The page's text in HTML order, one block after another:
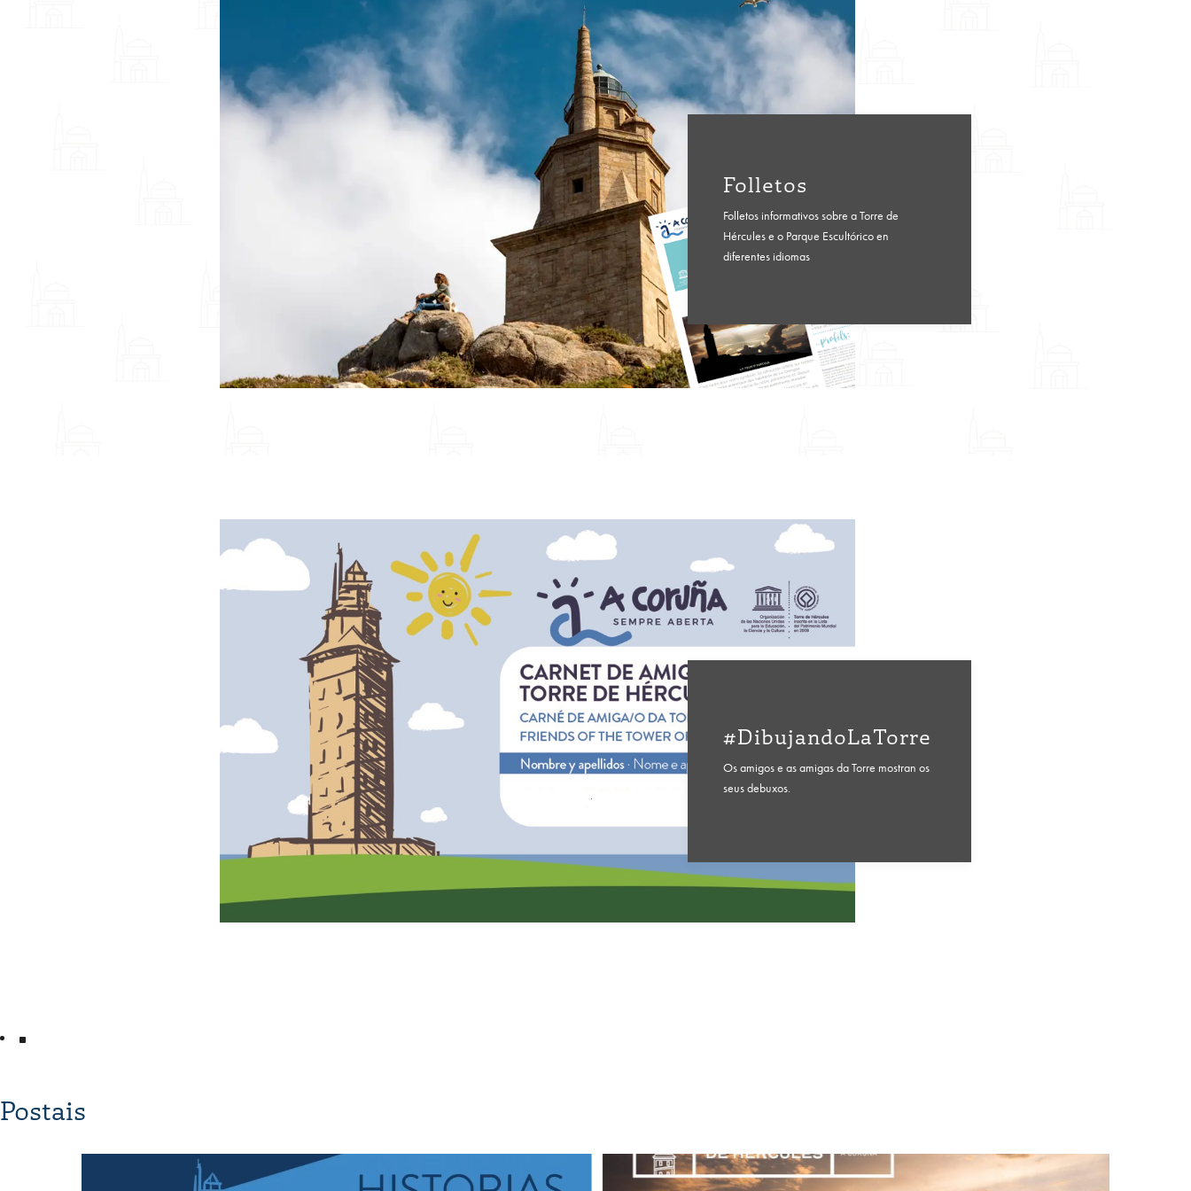
Folletos
Folletos informativos sobre a Torre de
Hércules e o Parque Escultórico en
diferentes idiomas
#DibujandoLaTorre
Os amigos e as amigas da Torre mostran os
seus debuxos.
Postais